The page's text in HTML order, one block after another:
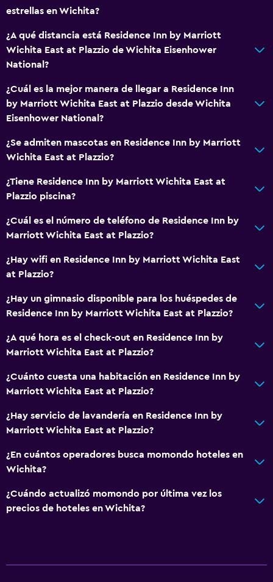
estrellas en Wichita?
¿A qué distancia está Residence Inn by Marriott
Wichita East at Plazzio de Wichita Eisenhower
National?
¿Cuál es la mejor manera de llegar a Residence Inn
by Marriott Wichita East at Plazzio desde Wichita
Eisenhower National?
¿Se admiten mascotas en Residence Inn by Marriott
Wichita East at Plazzio?
¿Tiene Residence Inn by Marriott Wichita East at
Plazzio piscina?
¿Cuál es el número de teléfono de Residence Inn by
Marriott Wichita East at Plazzio?
¿Hay wifi en Residence Inn by Marriott Wichita East
at Plazzio?
¿Hay un gimnasio disponible para los huéspedes de
Residence Inn by Marriott Wichita East at Plazzio?
¿A qué hora es el check-out en Residence Inn by
Marriott Wichita East at Plazzio?
¿Cuánto cuesta una habitación en Residence Inn by
Marriott Wichita East at Plazzio?
¿Hay servicio de lavandería en Residence Inn by
Marriott Wichita East at Plazzio?
¿En cuántos operadores busca momondo hoteles en
Wichita?
¿Cuándo actualizó momondo por última vez los
precios de hoteles en Wichita?